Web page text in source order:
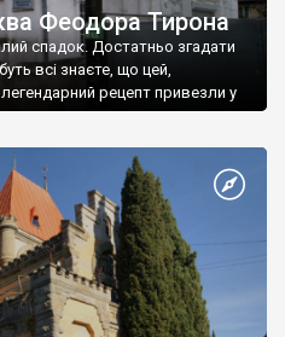
Феодора Тирона
спадок. Достатньо згадати
всі знаєте, що цей,
рецепт привезли у